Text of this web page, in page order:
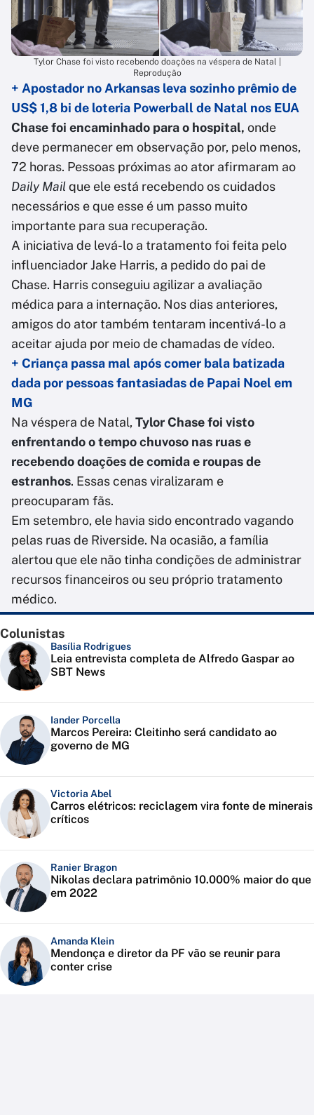
Tylor Chase foi visto recebendo doações na véspera de Natal |
Reprodução
+ Apostador no Arkansas leva sozinho prêmio de
US$ 1,8 bi de loteria Powerball de Natal nos EUA
Chase foi encaminhado para o hospital, onde
deve permanecer em observação por, pelo menos,
72 horas. Pessoas próximas ao ator afirmaram ao
Daily Mailque ele está recebendo os cuidados
necessários e que esse é um passo muito
importante para sua recuperação.
A iniciativa de levá-lo a tratamento foi feita pelo
influenciador Jake Harris, a pedido do pai de
Chase. Harris conseguiu agilizar a avaliação
médica para a internação. Nos dias anteriores,
amigos do ator também tentaram incentivá-lo a
aceitar ajuda por meio de chamadas de vídeo.
+ Criança passa mal após comer bala batizada
dada por pessoas fantasiadas de Papai Noel em
MG
Na véspera de Natal, Tylor Chase foi visto
enfrentando o tempo chuvoso nas ruas e
recebendo doações de comida e roupas de
estranhos. Essas cenas viralizaram e
preocuparam fãs.
Em setembro, ele havia sido encontrado vagando
pelas ruas de Riverside. Na ocasião, a família
alertou que ele não tinha condições de administrar
recursos financeiros ou seu próprio tratamento
médico.
Colunistas
Basília Rodrigues
Leia entrevista completa de Alfredo Gaspar ao
SBT News
Iander Porcella
Marcos Pereira: Cleitinho será candidato ao
governo de MG
Victoria Abel
Carros elétricos: reciclagem vira fonte de minerais
críticos
Ranier Bragon
Nikolas declara patrimônio 10.000% maior do que
em 2022
Amanda Klein
Mendonça e diretor da PF vão se reunir para
conter crise